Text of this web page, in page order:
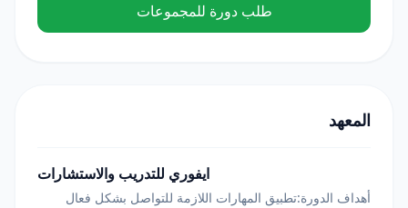
طلب دورة للمجموعات
المعهد
ايفوري للتدريب والاستشارات
أهداف الدورة:تطبيق المهارات اللازمة للتواصل بشكل فعال